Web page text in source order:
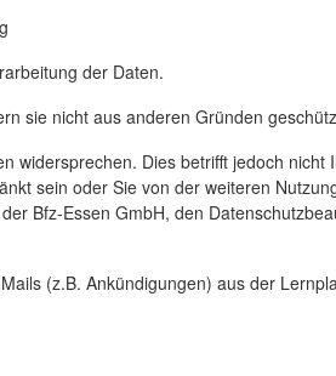
der Daten.
nicht aus anderen Gründen
widersprechen. Dies betrifft jedoch
sein oder Sie von der weiteren
Bfz-Essen GmbH, den
(z.B. Ankündigungen) aus der